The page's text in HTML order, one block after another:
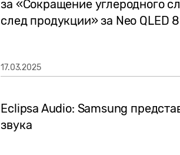
за «Сокращение углеродного
след продукции» за Neo QLED
17.03.2025
Eclipsa Audio: Samsung
звука